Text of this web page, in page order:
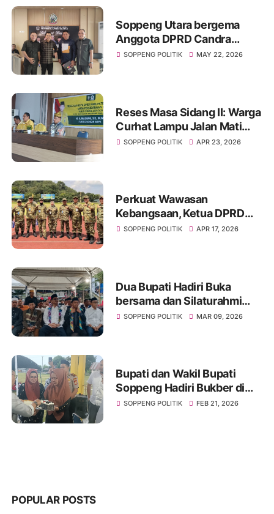
Soppeng Utara bergema
Anggota DPRD Candra
Muchtar Temui wakil ketua
SOPPENG POLITIK MAY 22, 2026
Reses Masa Sidang II: Warga
Curhat Lampu Jalan Mati
Semua, DPRD Janji Tindak
SOPPENG POLITIK APR 23, 2026
Perkuat Wawasan
Kebangsaan, Ketua DPRD
Soppeng Ikuti KPPD di Akmil
SOPPENG POLITIK APR 17, 2026
Dua Bupati Hadiri Buka
bersama dan Silaturahmi
Politik yang digelar Nasdem
SOPPENG POLITIK MAR 09, 2026
Bupati dan Wakil Bupati
Soppeng Hadiri Bukber di
Desa Laringgi, dapat kue
SOPPENG POLITIK FEB 21, 2026
POPULAR POSTS